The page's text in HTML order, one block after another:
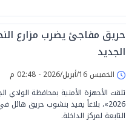
حريق مفاجئ يضرب مزارع
الجديد
الخميس 16/أبريل/2026 - 02:48 م
2026»، بلاغاً يفيد بنشوب حريق هائل
التابعة لمركز الداخلة.